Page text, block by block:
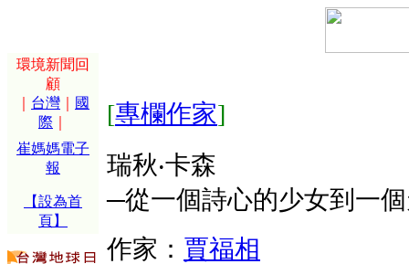
環境新聞回
顧
台灣
國
際
崔媽媽電子
報
【設為首
頁】
[專欄作家]
瑞秋‧卡森
─從一個詩心的少女到一
作家： 賈福相